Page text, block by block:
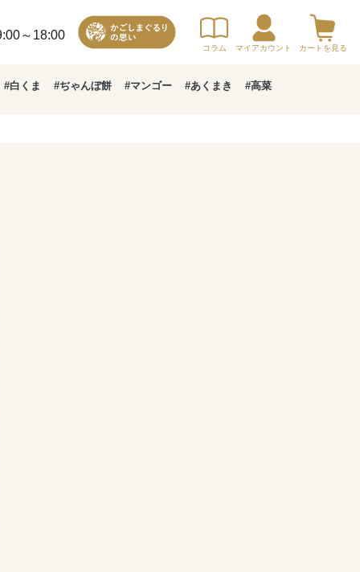
～18:00
コラム マイアカウント カートを見る
#白くま #ぢゃんぼ餅 #マンゴー #あくまき #高菜